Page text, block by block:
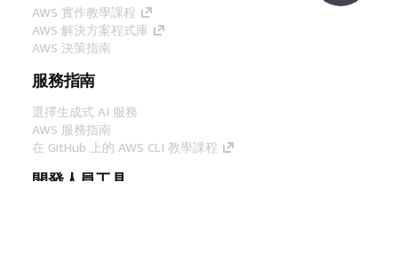
AWS 實作教學課程
AWS 解決方案程式庫
AWS 決策指南
服務指南
選擇生成式 AI 服務
AWS 服務指南
在 GitHub 上的 AWS CLI 教學課程
開發人員工具